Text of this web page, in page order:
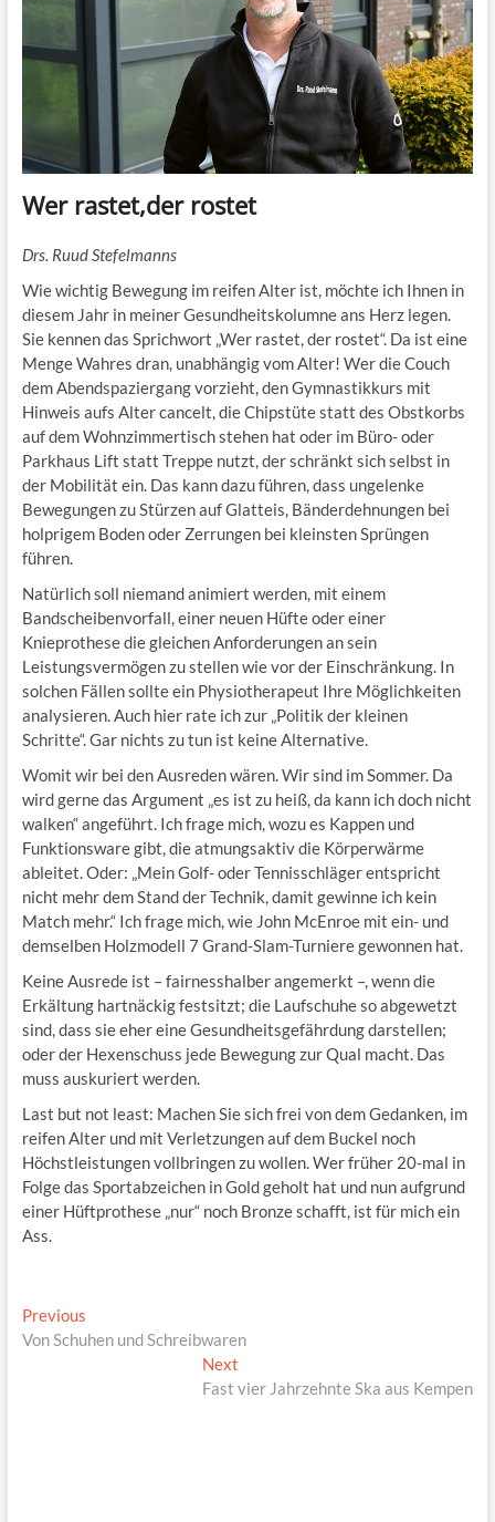
Wer rastet,der rostet
Drs. Ruud Stefelmanns
Wie wichtig Bewegung im reifen Alter ist, möchte ich Ihnen in
diesem Jahr in meiner Gesundheitskolumne ans Herz legen.
Sie kennen das Sprichwort „Wer rastet, der rostet“. Da ist eine
Menge Wahres dran, unabhängig vom Alter! Wer die Couch
dem Abendspaziergang vorzieht, den Gymnastikkurs mit
Hinweis aufs Alter cancelt, die Chipstüte statt des Obstkorbs
auf dem Wohnzimmertisch stehen hat oder im Büro- oder
Parkhaus Lift statt Treppe nutzt, der schränkt sich selbst in
der Mobilität ein. Das kann dazu führen, dass ungelenke
Bewegungen zu Stürzen auf Glatteis, Bänderdehnungen bei
holprigem Boden oder Zerrungen bei kleinsten Sprüngen
führen.
Natürlich soll niemand animiert werden, mit einem
Bandscheibenvorfall, einer neuen Hüfte oder einer
Knieprothese die gleichen Anforderungen an sein
Leistungsvermögen zu stellen wie vor der Einschränkung. In
solchen Fällen sollte ein Physiotherapeut Ihre Möglichkeiten
analysieren. Auch hier rate ich zur „Politik der kleinen
Schritte“. Gar nichts zu tun ist keine Alternative.
Womit wir bei den Ausreden wären. Wir sind im Sommer. Da
wird gerne das Argument „es ist zu heiß, da kann ich doch nicht
walken“ angeführt. Ich frage mich, wozu es Kappen und
Funktionsware gibt, die atmungsaktiv die Körperwärme
ableitet. Oder: „Mein Golf- oder Tennisschläger entspricht
nicht mehr dem Stand der Technik, damit gewinne ich kein
Match mehr.“ Ich frage mich, wie John McEnroe mit ein- und
demselben Holzmodell 7 Grand-Slam-Turniere gewonnen hat.
Keine Ausrede ist – fairnesshalber angemerkt –, wenn die
Erkältung hartnäckig festsitzt; die Laufschuhe so abgewetzt
sind, dass sie eher eine Gesundheitsgefährdung darstellen;
oder der Hexenschuss jede Bewegung zur Qual macht. Das
muss auskuriert werden.
Last but not least: Machen Sie sich frei von dem Gedanken, im
reifen Alter und mit Verletzungen auf dem Buckel noch
Höchstleistungen vollbringen zu wollen. Wer früher 20-mal in
Folge das Sportabzeichen in Gold geholt hat und nun aufgrund
einer Hüftprothese „nur“ noch Bronze schafft, ist für mich ein
Ass.
Beitragsnavigation
PreviousPrevious
post:
Von Schuhen und Schreibwaren
Next
post:
Fast vier Jahrzehnte Ska aus Kempen